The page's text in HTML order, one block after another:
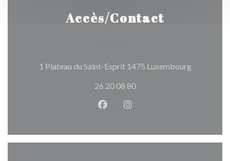
Accès/Contact
1 Plateau du Saint-Esprit 1475 Luxembourg((ouvre
26 20 08 80
Facebook ((ouvre une
Instagram ((ouvre une